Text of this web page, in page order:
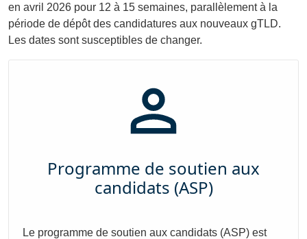
en avril 2026 pour 12 à 15 semaines, parallèlement à la
période de dépôt des candidatures aux nouveaux gTLD.
Les dates sont susceptibles de changer.
Programme de soutien aux
candidats (ASP)
Le programme de soutien aux candidats (ASP) est